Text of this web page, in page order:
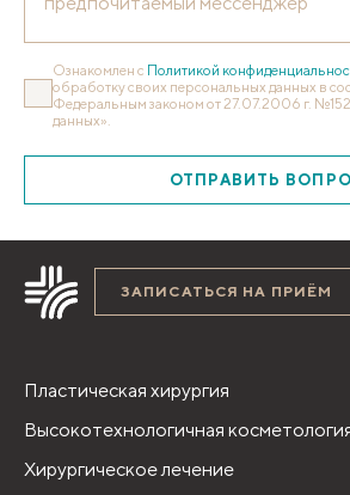
Ознакомлен с Политикой
обработку своих персональных данных в
Федеральным законом от 27.07.2006 г.
данных».
ОТПРАВИТЬ
ЗАПИСАТЬСЯ НА ПРИЁМ
Пластическая хирургия
Высокотехнологичная
Хирургическое лечение